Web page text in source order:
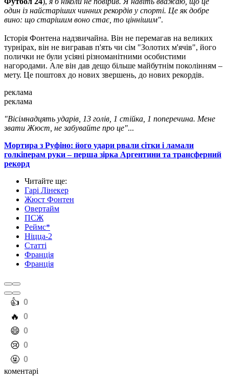
один із найстаріших чинних рекордів у спорті. Це як добре
вино: що старішим воно стає, то ціннішим".
Історія Фонтена надзвичайна. Він не перемагав на великих
турнірах, він не вигравав п'ять чи сім "Золотих м'ячів", його
полички не були усіяні різноманітними особистими
нагородами. Але він дав дещо більше майбутнім поколінням –
мету. Це поштовх до нових звершень, до нових рекордів.
реклама
реклама
"Вісімнадцять ударів, 13 голів, 1 стійка, 1 поперечина. Мене
звати Жюст, не забувайте про це"...
Мортира з Руфіно: його удари рвали сітки і ламали
голкіперам руки – перша зірка Аргентини та трансферний
рекорд
Читайте ще:
Гарі Лінекер
Жюст Фонтен
Овертайм
ПСЖ
Реймс*
Ніцца-2
Статті
Франція
Франція
️👍 0
️🔥 0
️😄 0
️😢 0
️🤬 0
коментарі